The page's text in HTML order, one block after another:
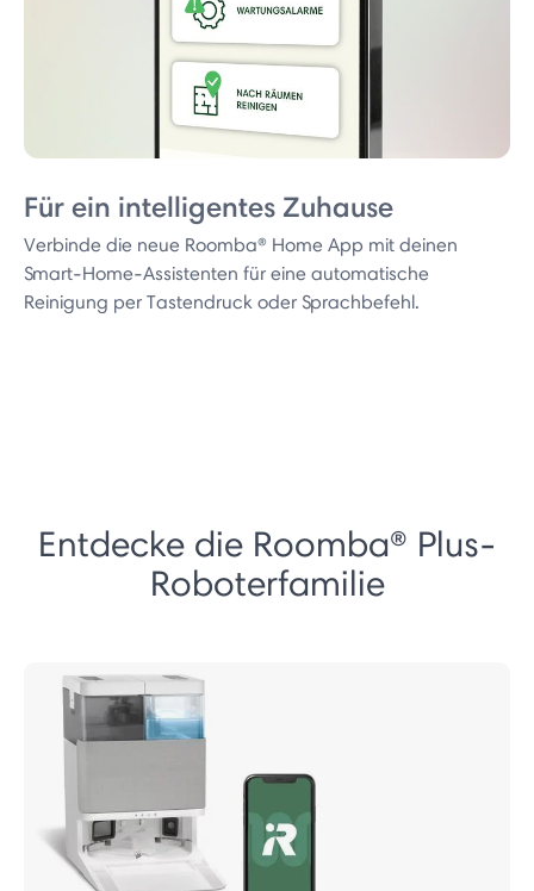
Für ein intelligentes Zuhause
Verbinde die neue Roomba® Home App mit deinen
Smart-Home-Assistenten für eine automatische
Reinigung per Tastendruck oder Sprachbefehl.
Entdecke die Roomba® Plus-
Roboterfamilie